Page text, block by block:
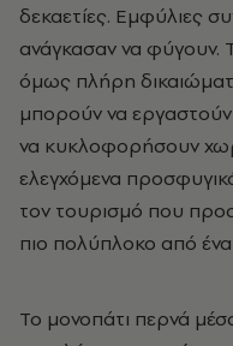
δεκαετίες. Εμφύλιες
ανάγκασαν να φύγουν.
όμως πλήρη
μπορούν να
να κυκλοφορήσουν
ελεγχόμενα
τον τουρισμό που
πιο πολύπλοκο από
Το μονοπάτι περνά